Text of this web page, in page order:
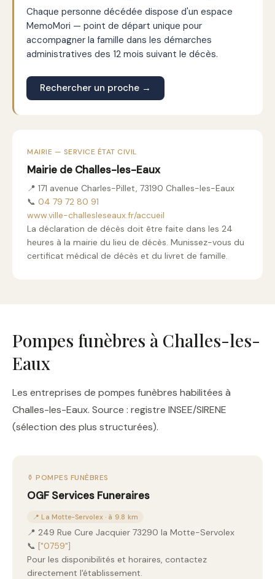
Chaque personne décédée dispose d'un espace
MemoMori — point de départ unique pour
accompagner la famille dans les démarches
administratives des 12 mois suivant le décès.
Rechercher un proche →
MAIRIE — SERVICE ÉTAT CIVIL
Mairie de Challes-les-Eaux
📍 171 avenue Charles-Pillet, 73190 Challes-les-Eaux
📞 04 79 72 80 91
www.ville-challesleseaux.fr/accueil
La déclaration de décès doit être faite dans les 24
heures à la mairie du lieu de décès. Munissez-vous du
certificat médical de décès et du livret de famille.
Pompes funèbres à Challes-les-
Eaux
Les entreprises de pompes funèbres habilitées à
Challes-les-Eaux. Source : registre INSEE/SIRENE
(sélection des plus structurées).
⚱️ POMPES FUNÈBRES
OGF Services Funeraires
📍 La Motte-Servolex · à 9.8 km
📍 249 Rue Cure Jacquier 73290 la Motte-Servolex
📞 ["0759"]
Pour les disponibilités et horaires, contactez
directement l'établissement.